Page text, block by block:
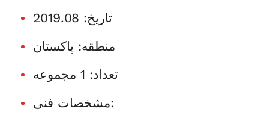
تاریخ: 2019.08
منطقه: پاکستان
تعداد: 1 مجموعه
مشخصات فنی: